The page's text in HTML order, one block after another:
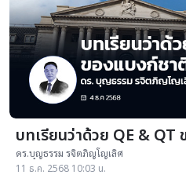
บทเรียนว่าด้วย QE &
ดร.บุญธรรม รจิตภิญโญเลิศ
11 ธ.ค. 2568 10:03 น.